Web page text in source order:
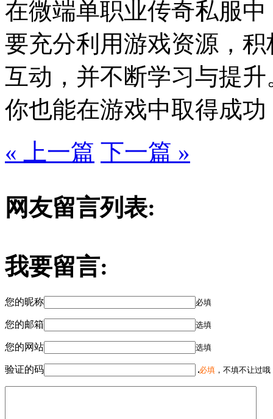
在微端单职业传奇私服
要充分利用游戏资源，
互动，并不断学习与提
你也能在游戏中取得成
« 上一篇 下一篇 »
网友留言列表:
我要留言:
您的昵称 必填
您的邮箱 选填
您的网站 选填
验证的码 必填 ，不填不让过